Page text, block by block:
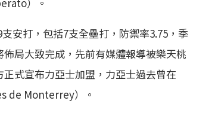
安打，包括7支全壘打，防禦率3.75，季
局大致完成，先前有媒體報導被樂天桃
式宣布力亞士加盟，力亞士過去曾在
de Monterrey）。